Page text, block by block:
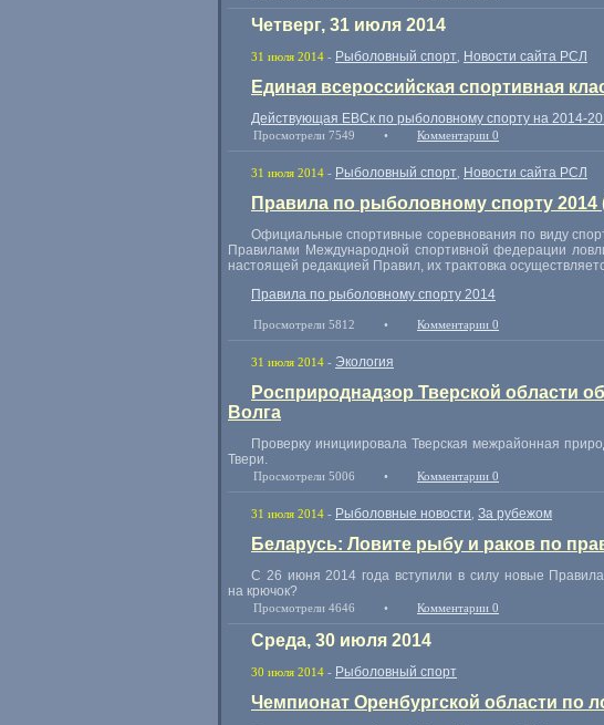
Четверг, 31 июля 2014
31 июля 2014 - Рыболовный спорт Новости сайта РСЛ
Единая всероссийская спортивная
Действующая ЕВСк по рыболовному спорту на 2014-
Просмотрели 7549 • Комментарии 0
31 июля 2014 - Рыболовный спорт Новости сайта РСЛ
Правила по рыболовному спорту 2014
Официальные спортивные соревнования по виду
Правилами Международной спортивной федерации
настоящей редакцией Правил, их трактовка
Правила по рыболовному спорту 2014
Просмотрели 5812 • Комментарии 0
31 июля 2014 - Экология
Росприроднадзор Тверской области
Волга
Проверку инициировала Тверская межрайонная
Твери.
Просмотрели 5006 • Комментарии 0
31 июля 2014 - Рыболовные новости За рубежом
Беларусь: Ловите рыбу и раков по
С 26 июня 2014 года вступили в силу новые
на крючок?
Просмотрели 4646 • Комментарии 0
Среда, 30 июля 2014
30 июля 2014 - Рыболовный спорт
Чемпионат Оренбургской области по